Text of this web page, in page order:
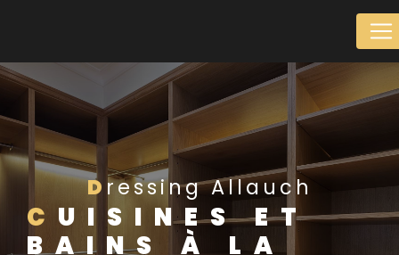
Dressing Allauch
CUISINES ET
BAINS À LA